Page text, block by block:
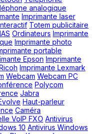
analogique
Imprimante laser
Totem publicitaire
Ordinateurs Imprimante
Imprimante photo
portable
Epson Imprimante
Imprimante Lexmark
Webcam Webcam PC
Polycom
Jabra
Haut-parleur
Caméra
VoIP FXO Antivirus
10 Antivirus Windows